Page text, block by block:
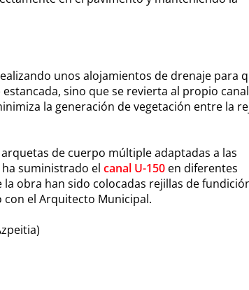
unos alojamientos de drenaje para
sino que se revierta al propio
la generación de vegetación entre la
de cuerpo múltiple adaptadas a las
suministrado el canal U-150 en diferentes
obra han sido colocadas rejillas de
el Arquitecto Municipal.